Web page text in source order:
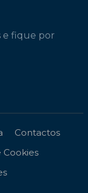
e fique por
Contactos
Cookies